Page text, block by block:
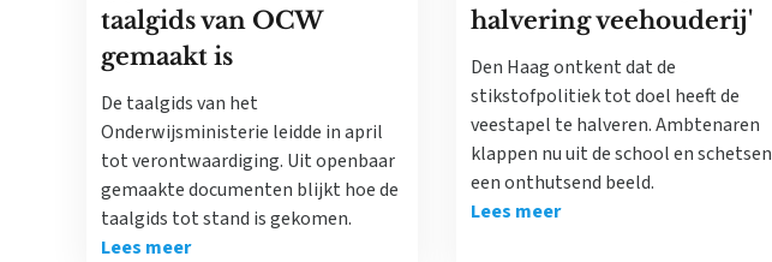
taalgids van OCW
gemaakt is
De taalgids van het
Onderwijsministerie leidde in april
tot verontwaardiging. Uit openbaar
gemaakte documenten blijkt hoe de
taalgids tot stand is gekomen.
Lees meer
halvering veehouderij'
Den Haag ontkent dat de
stikstofpolitiek tot doel heeft de
veestapel te halveren. Ambtenaren
klappen nu uit de school en schetsen
een onthutsend beeld.
Lees meer